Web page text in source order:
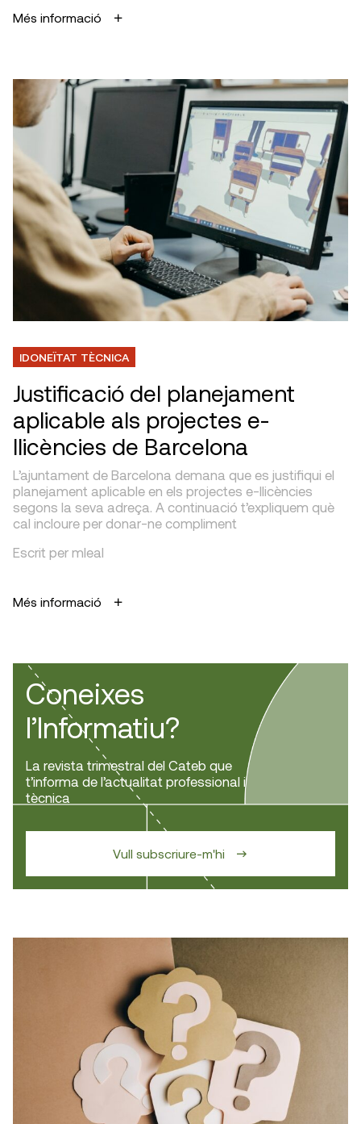
Més informació
IDONEÏTAT TÈCNICA
Justificació del planejament
aplicable als projectes e-
llicències de Barcelona
L’ajuntament de Barcelona demana que es justifiqui el
planejament aplicable en els projectes e-llicències
segons la seva adreça. A continuació t’expliquem què
cal incloure per donar-ne compliment
Escrit per mleal
Més informació
Coneixes
l’Informatiu?
La revista trimestral del Cateb que
t’informa de l’actualitat professional i
tècnica
Vull subscriure-m'hi